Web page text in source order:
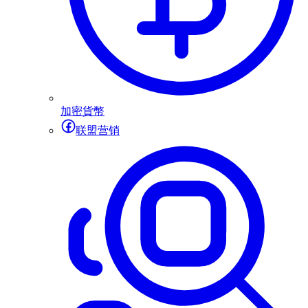
加密貨幣
联盟营销